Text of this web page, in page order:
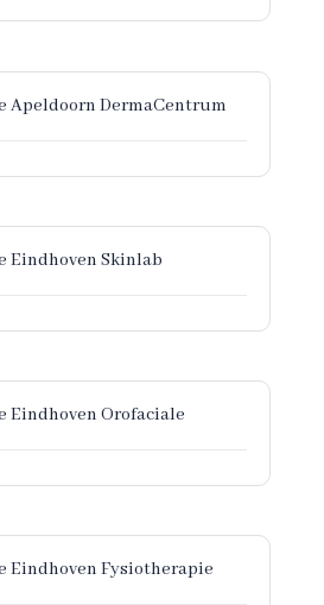
Apeldoorn DermaCentrum
Eindhoven Skinlab
Eindhoven Orofaciale
Eindhoven Fysiotherapie